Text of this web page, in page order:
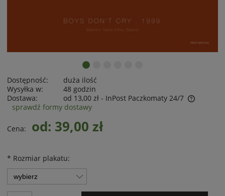
Dostępność:
duża ilość
Wysyłka w:
48 godzin
Dostawa:
od 13,00 zł - InPost Paczkomaty 24/7
sprawdź formy dostawy
Cena: od: 39,00 zł
* Rozmiar plakatu: